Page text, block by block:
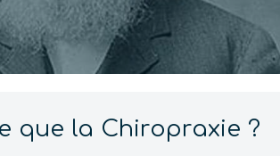
que la Chiropraxie ?